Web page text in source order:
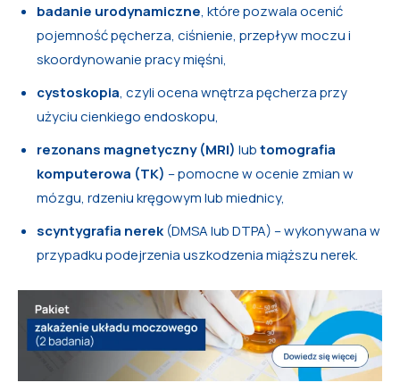
badanie urodynamiczne, które pozwala ocenić
pojemność pęcherza, ciśnienie, przepływ moczu i
skoordynowanie pracy mięśni,
cystoskopia, czyli ocena wnętrza pęcherza przy
użyciu cienkiego endoskopu,
rezonans magnetyczny (MRI) lubtomografia
komputerowa (TK) – pomocne w ocenie zmian w
mózgu, rdzeniu kręgowym lub miednicy,
scyntygrafia nerek(DMSA lub DTPA) – wykonywana w
przypadku podejrzenia uszkodzenia miąższu nerek.